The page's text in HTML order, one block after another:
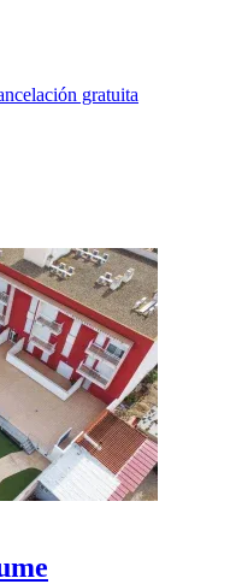
gratuita